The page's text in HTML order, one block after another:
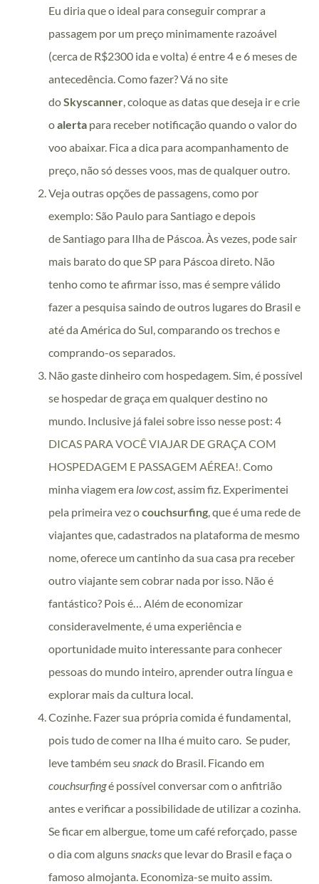
Eu diria que o ideal para conseguir comprar a
passagem por um preço minimamente razoável
(cerca de R$2300 ida e volta) é entre 4 e 6 meses de
antecedência. Como fazer? Vá no site
doSkyscanner, coloque as datas que deseja ir e crie
oalerta para receber notificação quando o valor do
voo abaixar. Fica a dica para acompanhamento de
preço, não só desses voos, mas de qualquer outro.
Veja outras opções de passagens, como por
exemplo: São Paulo para Santiago e depois
de Santiago para Ilha de Páscoa. Às vezes, pode sair
mais barato do que SP para Páscoa direto. Não
tenho como te afirmar isso, mas é sempre válido
fazer a pesquisa saindo de outros lugares do Brasil e
até da América do Sul, comparando os trechos e
comprando-os separados.
Não gaste dinheiro com hospedagem. Sim, é possível
se hospedar de graça em qualquer destino no
mundo. Inclusive já falei sobre isso nesse post: 4
DICAS PARA VOCÊ VIAJAR DE GRAÇA COM
HOSPEDAGEM E PASSAGEM AÉREA!.Como
minha viagem era low cost, assim fiz. Experimentei
pela primeira vez ocouchsurfing, que é uma rede de
viajantes que, cadastrados na plataforma de mesmo
nome, oferece um cantinho da sua casa pra receber
outro viajante sem cobrar nada por isso. Não é
fantástico? Pois é… Além de economizar
consideravelmente, é uma experiência e
oportunidade muito interessante para conhecer
pessoas do mundo inteiro, aprender outra língua e
explorar mais da cultura local.
Cozinhe. Fazer sua própria comida é fundamental,
pois tudo de comer na Ilha é muito caro. Se puder,
leve também seu snackdo Brasil. Ficando em
couchsurfingé possível conversar com o anfitrião
antes e verificar a possibilidade de utilizar a cozinha.
Se ficar em albergue, tome um café reforçado, passe
o dia com algunssnacksque levar do Brasil e faça o
famoso almojanta. Economiza-se muito assim.